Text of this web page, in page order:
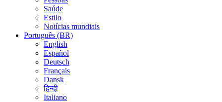
Saúde
Estilo
Notícias mundiais
Português (BR)
English
Español
Deutsch
Français
Dansk
हिन्दी
Italiano